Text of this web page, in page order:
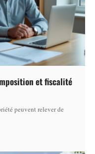
et fiscalité
peuvent relever de